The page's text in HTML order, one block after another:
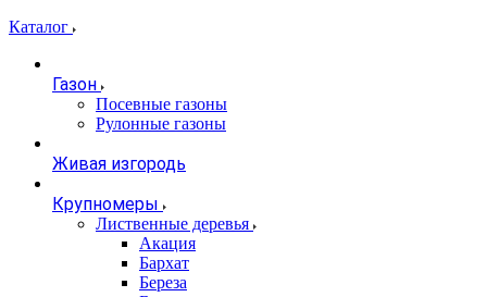
Каталог
Газон
Посевные газоны
Рулонные газоны
Живая изгородь
Крупномеры
Лиственные деревья
Акация
Бархат
Береза